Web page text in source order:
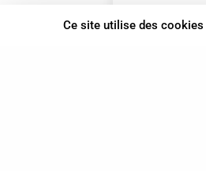
Ce site utilise des